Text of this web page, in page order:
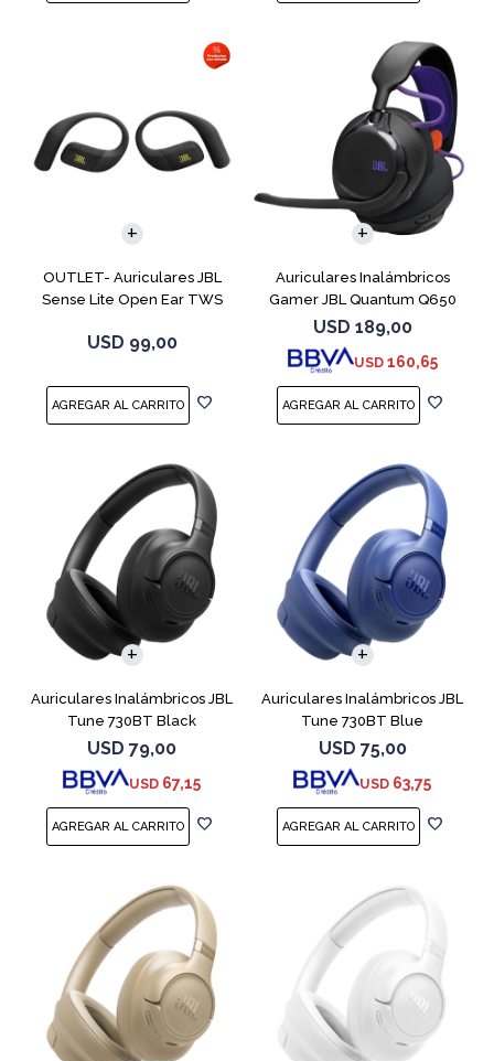
OUTLET- Auriculares JBL
Sense Lite Open Ear TWS
USD 99,00
Auriculares Inalámbricos
Gamer JBL Quantum Q650
Negro
USD 189,00
USD 160,65
Auriculares Inalámbricos JBL
Tune 730BT Black
USD 79,00
USD 67,15
Auriculares Inalámbricos JBL
Tune 730BT Blue
USD 75,00
USD 63,75